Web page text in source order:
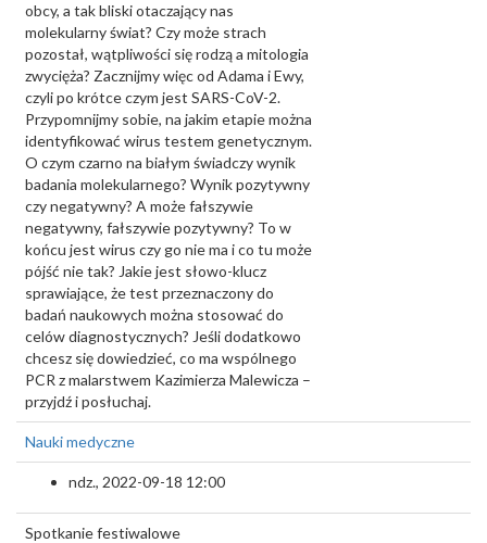
obcy, a tak bliski otaczający nas
molekularny świat? Czy może strach
pozostał, wątpliwości się rodzą a mitologia
zwycięża? Zacznijmy więc od Adama i Ewy,
czyli po krótce czym jest SARS-CoV-2.
Przypomnijmy sobie, na jakim etapie można
identyfikować wirus testem genetycznym.
O czym czarno na białym świadczy wynik
badania molekularnego? Wynik pozytywny
czy negatywny? A może fałszywie
negatywny, fałszywie pozytywny? To w
końcu jest wirus czy go nie ma i co tu może
pójść nie tak? Jakie jest słowo-klucz
sprawiające, że test przeznaczony do
badań naukowych można stosować do
celów diagnostycznych? Jeśli dodatkowo
chcesz się dowiedzieć, co ma wspólnego
PCR z malarstwem Kazimierza Malewicza –
przyjdź i posłuchaj.
Nauki medyczne
ndz., 2022-09-18 12:00
Spotkanie festiwalowe